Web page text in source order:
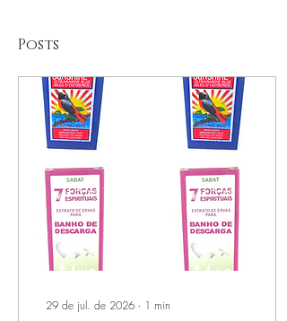
Posts
29 de jul. de 2026 ∙ 1 min